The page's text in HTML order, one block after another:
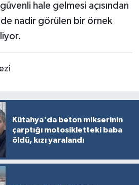
hale gelmesi açısından
nadir görülen bir örnek
Kütahya'da beton mikserinin
çarptığı motosikletteki baba
öldü, kızı yaralandı